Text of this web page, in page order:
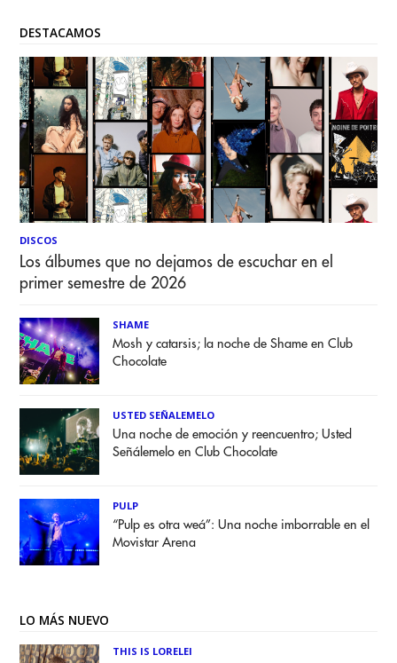
DESTACAMOS
DISCOS
Los álbumes que no dejamos de escuchar en el
primer semestre de 2026
SHAME
Mosh y catarsis; la noche de Shame en Club
Chocolate
USTED SEÑALEMELO
Una noche de emoción y reencuentro; Usted
Señálemelo en Club Chocolate
PULP
“Pulp es otra weá”: Una noche imborrable en el
Movistar Arena
LO MÁS NUEVO
THIS IS LORELEI